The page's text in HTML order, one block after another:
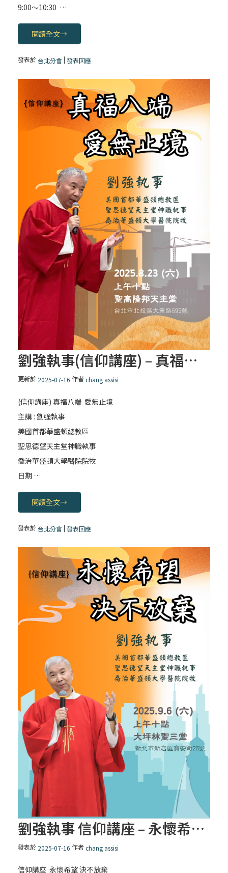
9:00〜10:30 …
閱讀全文→
發表於 台北分會|發表回應
劉強執事(信仰講座) – 真福八端 愛無止境
更新於 2025-07-16 作者chang assisi
(信仰講座) 真福八端 愛無止境
主講 : 劉強執事
美國首都華盛頓總教區
聖思德望天主堂神職執事
喬治華盛頓大學醫院院牧
日期 …
閱讀全文→
發表於 台北分會|發表回應
劉強執事 信仰講座 – 永懷希望 決不放棄
發表於 2025-07-16 作者chang assisi
信仰講座 永懷希望 決不放棄